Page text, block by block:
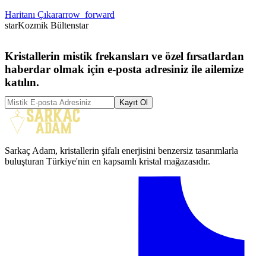
Haritanı Çıkararrow_forward
starKozmik Bültenstar
Kristallerin mistik frekansları ve özel fırsatlardan
haberdar olmak için e-posta adresiniz ile ailemize
katılın.
Kayıt Ol
Sarkaç Adam, kristallerin şifalı enerjisini benzersiz tasarımlarla
buluşturan Türkiye'nin en kapsamlı kristal mağazasıdır.